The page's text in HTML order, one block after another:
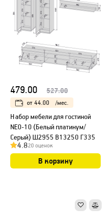
479.00 527.00
от 44.00 /мес.
Набор мебели для гостиной
NEO-10 (Белый платинум/
Серый) Ш2955 В13250 Г335
4.820 оценок
В корзину